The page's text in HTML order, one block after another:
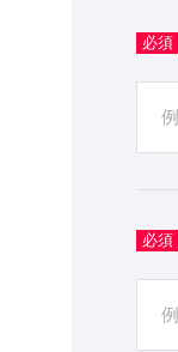
必須
必須